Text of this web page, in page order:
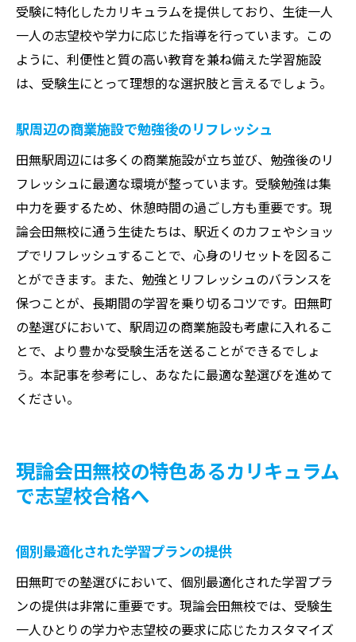
受験に特化したカリキュラムを提供しており、生徒一人
一人の志望校や学力に応じた指導を行っています。この
ように、利便性と質の高い教育を兼ね備えた学習施設
は、受験生にとって理想的な選択肢と言えるでしょう。
駅周辺の商業施設で勉強後のリフレッシュ
田無駅周辺には多くの商業施設が立ち並び、勉強後のリ
フレッシュに最適な環境が整っています。受験勉強は集
中力を要するため、休憩時間の過ごし方も重要です。現
論会田無校に通う生徒たちは、駅近くのカフェやショッ
プでリフレッシュすることで、心身のリセットを図るこ
とができます。また、勉強とリフレッシュのバランスを
保つことが、長期間の学習を乗り切るコツです。田無町
の塾選びにおいて、駅周辺の商業施設も考慮に入れるこ
とで、より豊かな受験生活を送ることができるでしょ
う。本記事を参考にし、あなたに最適な塾選びを進めて
ください。
現論会田無校の特色あるカリキュラム
で志望校合格へ
個別最適化された学習プランの提供
田無町での塾選びにおいて、個別最適化された学習プラ
ンの提供は非常に重要です。現論会田無校では、受験生
一人ひとりの学力や志望校の要求に応じたカスタマイズ